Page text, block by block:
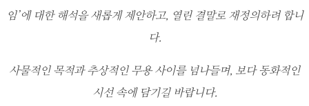
임’에 대한 해석을 새롭게 제안하고, 열린 결말로 재정의하려 합니
다.
사물적인 목적과 추상적인 무용 사이를 넘나들며, 보다 동화적인
시선 속에 담기길 바랍니다.